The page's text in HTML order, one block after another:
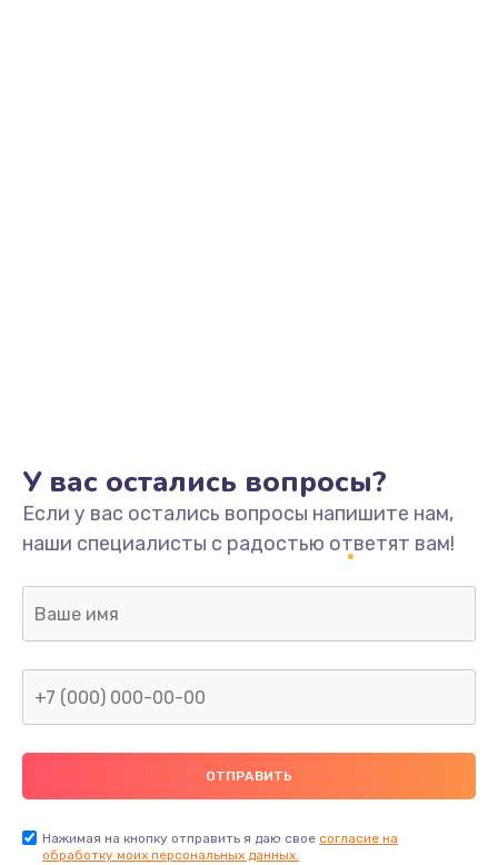
У вас остались вопросы?
Если у вас остались вопросы напишите нам,
наши специалисты с радостью ответят вам!
Нажимая на кнопку отправить я даю свое согласие на
обработку моих персональных данных.